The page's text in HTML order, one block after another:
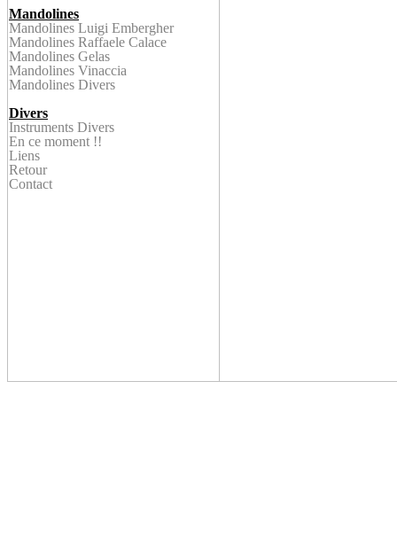
Mandolines
Mandolines Luigi Embergher
Mandolines Raffaele Calace
Mandolines Gelas
Mandolines Vinaccia
Mandolines Divers
Divers
Instruments Divers
En ce moment !!
Liens
Retour
Contact